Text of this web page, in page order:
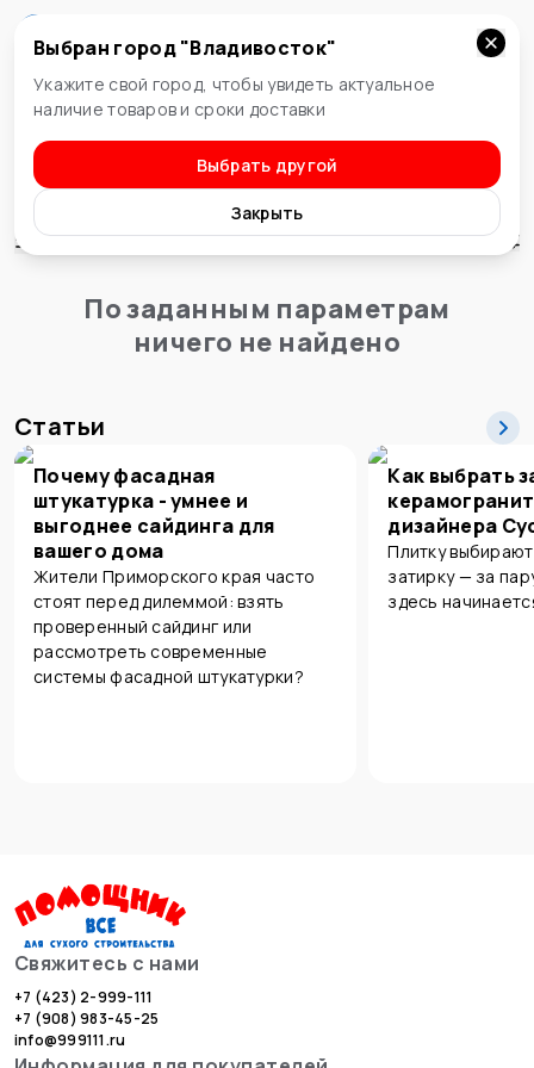
Владивосток
Выбран город "Владивосток"
Укажите свой город, чтобы увидеть актуальное
наличие товаров и сроки доставки
Выбрать другой
Закрыть
Стены и потолок
Пленка самоклеющая
Сортировка
По заданным параметрам
ничего не найдено
Статьи
Почему фасадная
штукатурка - умнее и
выгоднее сайдинга для
вашего дома
Жители Приморского края часто
стоят перед дилеммой: взять
проверенный сайдинг или
рассмотреть современные
системы фасадной штукатурки?
Как выбрать
дизайнера
Плитку
затирку — за
здесь
Свяжитесь с нами
+7 (423) 2-999-111
+7 (908) 983-45-25
info@999111.ru